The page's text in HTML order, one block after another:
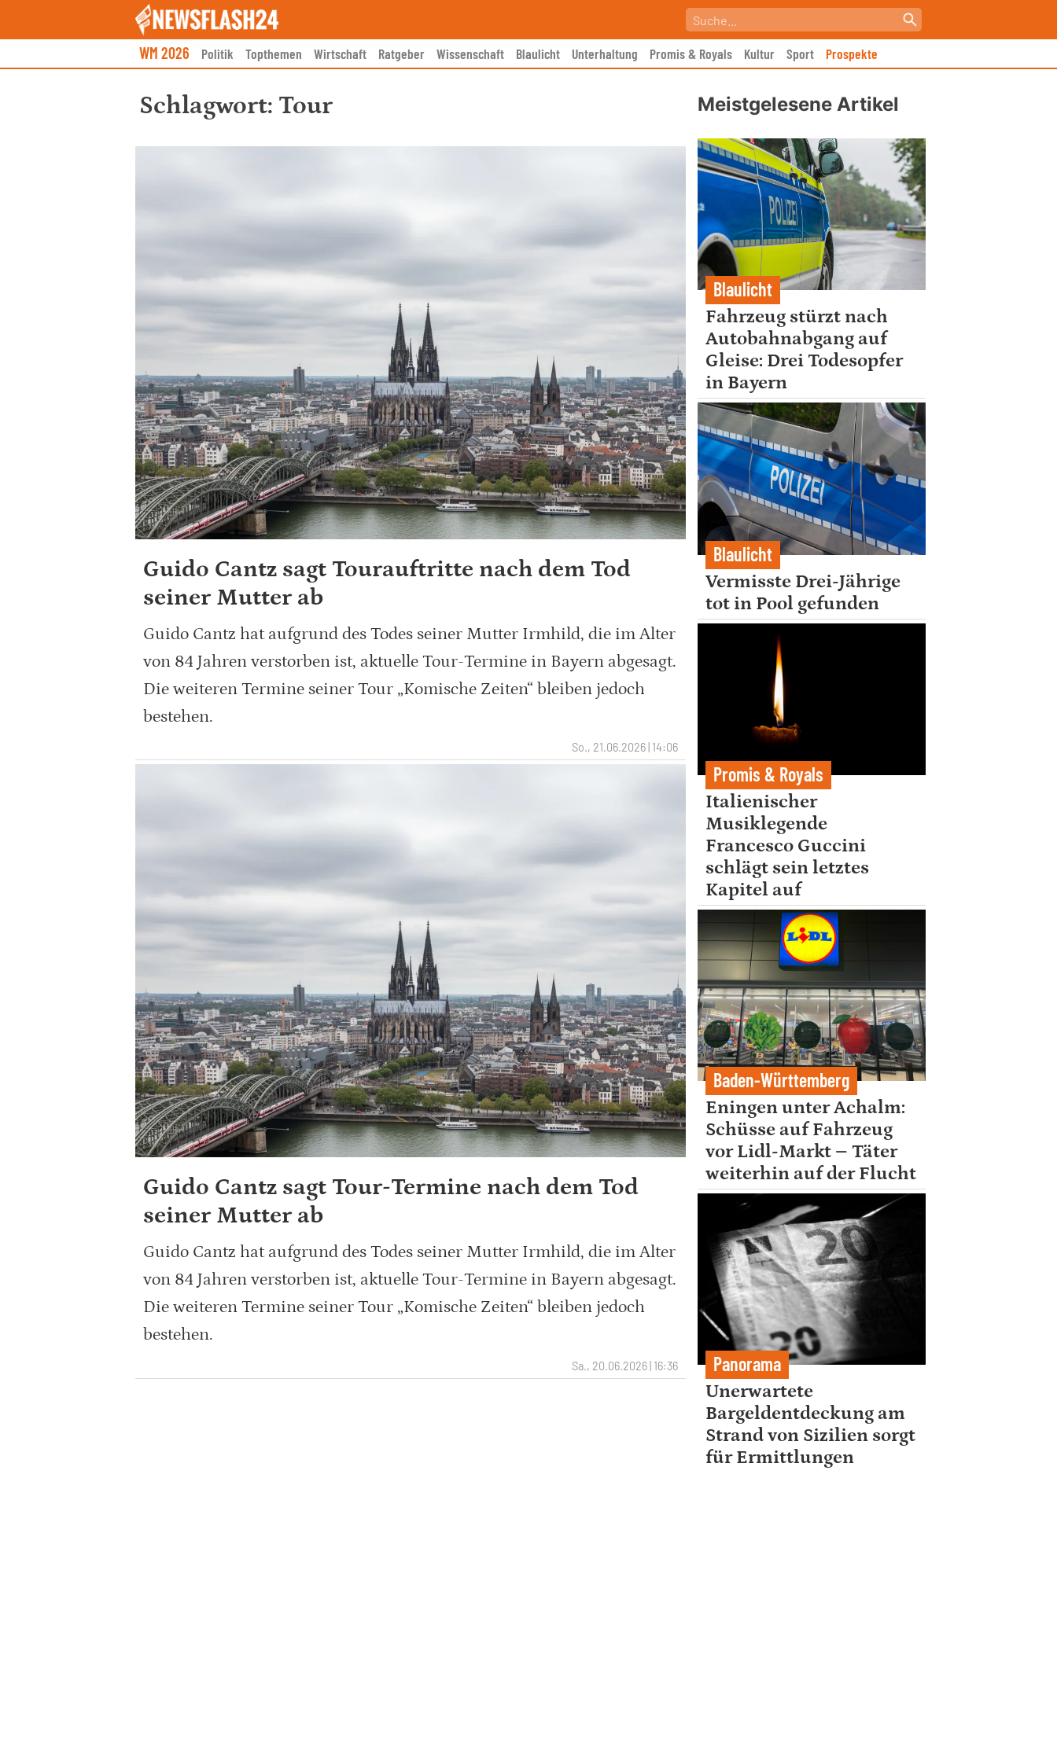
WM 2026 Politik Topthemen Wirtschaft Ratgeber Wissenschaft Blaulicht Unterhaltung Promis & Royals Kultur Sport Prospekte
Schlagwort: Tour
Guido Cantz sagt Tourauftritte nach dem Tod
seiner Mutter ab
Guido Cantz hat aufgrund des Todes seiner Mutter Irmhild, die im Alter
von 84 Jahren verstorben ist, aktuelle Tour-Termine in Bayern abgesagt.
Die weiteren Termine seiner Tour „Komische Zeiten“ bleiben jedoch
bestehen.
So., 21.06.2026 | 14:06
Guido Cantz sagt Tour-Termine nach dem Tod
seiner Mutter ab
Guido Cantz hat aufgrund des Todes seiner Mutter Irmhild, die im Alter
von 84 Jahren verstorben ist, aktuelle Tour-Termine in Bayern abgesagt.
Die weiteren Termine seiner Tour „Komische Zeiten“ bleiben jedoch
bestehen.
Sa., 20.06.2026 | 16:36
Meistgelesene Artikel
Blaulicht
Fahrzeug stürzt nach
Autobahnabgang auf
Gleise: Drei Todesopfer
in Bayern
Blaulicht
Vermisste Drei-Jährige
tot in Pool gefunden
Promis & Royals
Italienischer
Musiklegende
Francesco Guccini
schlägt sein letztes
Kapitel auf
Baden-Württemberg
Eningen unter Achalm:
Schüsse auf Fahrzeug
vor Lidl-Markt – Täter
weiterhin auf der Flucht
Panorama
Unerwartete
Bargeldentdeckung am
Strand von Sizilien sorgt
für Ermittlungen